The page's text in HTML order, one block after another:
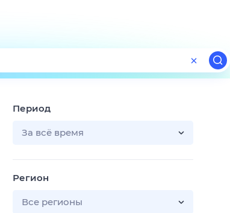
Поиск
ТВ-программа
Период
За всё время
Регион
Все регионы